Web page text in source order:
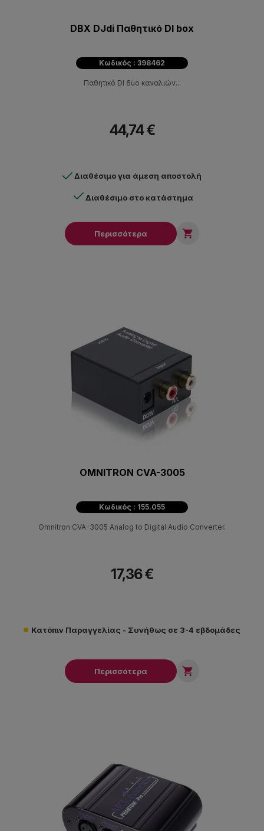
DBX DJdi Παθητικό DI box
Κωδικός : 398462
Παθητικό DI δύο καναλιών...
44,74 €
Διαθέσιμο για άμεση αποστολή
Διαθέσιμο στο κατάστημα
Περισσότερα 
OMNITRON CVA-3005
Κωδικός : 155.055
Omnitron CVA-3005 Analog to Digital Audio Converter.
17,36 €
Κατόπιν Παραγγελίας - Συνήθως σε 3-4 εβδομάδες
Περισσότερα 